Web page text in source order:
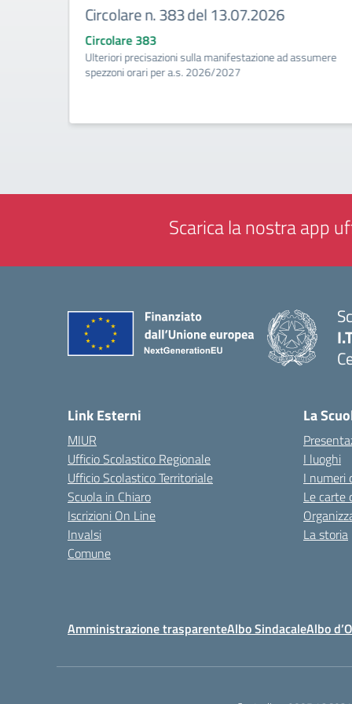
Circolare n. 383 del 13.07.2026
Circolare 383
Ulteriori precisazioni sulla manifestazione ad assumere
spezzoni orari per a.s. 2026/2027
Scarica la nostra app
Link Esterni
MIUR
Ufficio Scolastico Regionale
Ufficio Scolastico Territoriale
Scuola in Chiaro
Iscrizioni On Line
Invalsi
Comune
La
I luoghi
I numeri
Le carte
La storia
Amministrazione trasparenteAlbo SindacaleAlbo